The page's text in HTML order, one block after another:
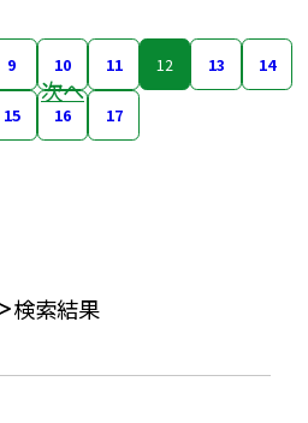
検索結果
9 10 11 12 13 14
15 16 17
次へ